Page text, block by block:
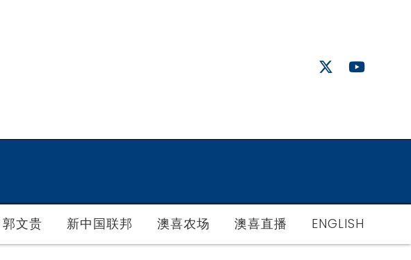
郭文贵 新中国联邦 澳喜农场 澳喜直播 ENGLISH